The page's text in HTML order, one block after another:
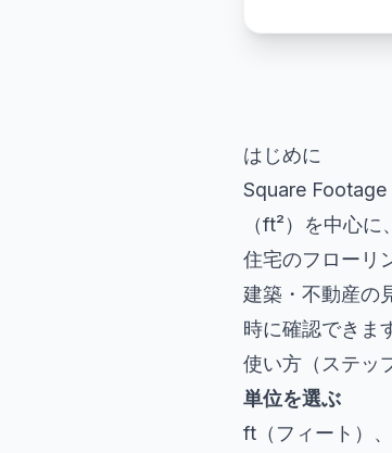
はじめに
Square Footage
（ft²）を中心
住宅のフローリ
建築・不動産の
時に確認できま
使い方（ステッ
単位を選ぶ
ft（フィート）